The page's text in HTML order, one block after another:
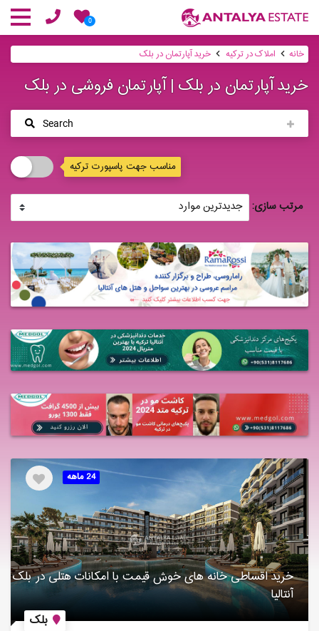
0
خانه املاک در ترکیه خرید آپارتمان در بلک
خرید آپارتمان در بلک | آپارتمان فروشی در بلک
Search
مناسب جهت پاسپورت ترکیه
مرتب سازی:
24 ماهه
خرید اقساطی خانه های خوش قیمت با امکانات هتلی در بلک
آنتالیا
بلک